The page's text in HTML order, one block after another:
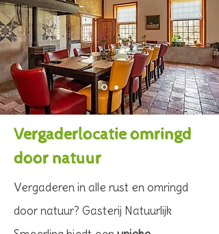
Vergaderlocatie omringd
door natuur
Vergaderen in alle rust en omringd
door natuur? Gasterij Natuurlijk